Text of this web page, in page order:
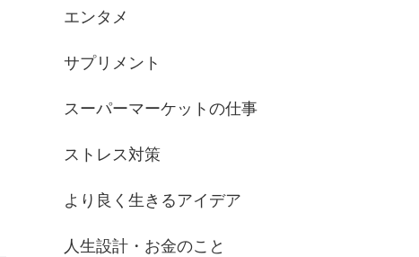
エンタメ
サプリメント
スーパーマーケットの仕事
ストレス対策
より良く生きるアイデア
人生設計・お金のこと